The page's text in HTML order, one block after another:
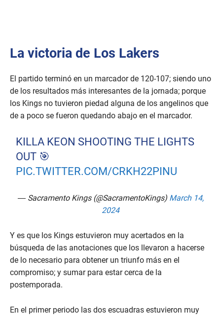
La victoria de Los Lakers
El partido terminó en un marcador de 120-107; siendo uno
de los resultados más interesantes de la jornada; porque
los Kings no tuvieron piedad alguna de los angelinos que
de a poco se fueron quedando abajo en el marcador.
KILLA KEON SHOOTING THE LIGHTS
OUT 🎯
PIC.TWITTER.COM/CRKH22PINU
— Sacramento Kings (@SacramentoKings) March 14,
2024
Y es que los Kings estuvieron muy acertados en la
búsqueda de las anotaciones que los llevaron a hacerse
de lo necesario para obtener un triunfo más en el
compromiso; y sumar para estar cerca de la
postemporada.
En el primer periodo las dos escuadras estuvieron muy